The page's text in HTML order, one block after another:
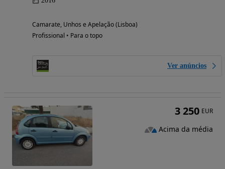
Camarate, Unhos e Apelação (Lisboa)
Profissional • Para o topo
Ver anúncios
3 250 EUR
Acima da média